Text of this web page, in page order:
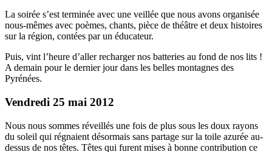
La soirée s’est terminée avec une veillée que nous avons organisée
nous-mêmes avec poèmes, chants, pièce de théâtre et deux histoires
sur la région, contées par un éducateur.
Puis, vint l’heure d’aller recharger nos batteries au fond de nos lits !
A demain pour le dernier jour dans les belles montagnes des
Pyrénées.
Vendredi 25 mai 2012
Nous nous sommes réveillés une fois de plus sous les doux rayons
du soleil qui régnaient désormais sans partage sur la toile azurée au-
dessus de nos têtes. Têtes qui furent mises à bonne contribution ce